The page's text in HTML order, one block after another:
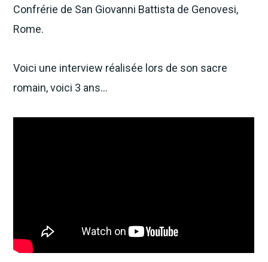
Confrérie de San Giovanni Battista de Genovesi,
Rome.
Voici une interview réalisée lors de son sacre
romain, voici 3 ans…